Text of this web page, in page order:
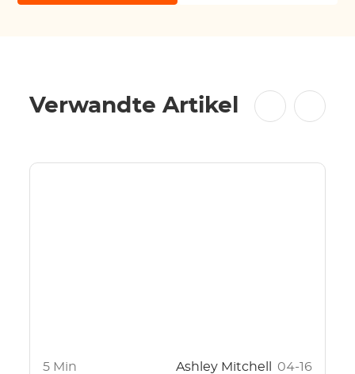
Verwandte Artikel
5 Min Ashley Mitchell 04-16